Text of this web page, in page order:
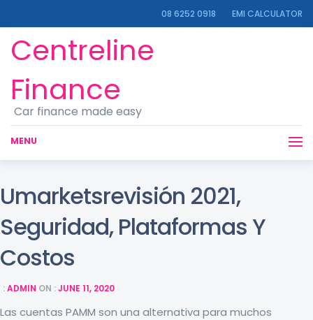
08 6252 0918 EMI CALCULATOR
Centreline
Finance
Car finance made easy
MENU
Umarketsrevisión 2021,
Seguridad, Plataformas Y
Costos
:ADMIN ON :JUNE 11, 2020
Las cuentas PAMM son una alternativa para muchos